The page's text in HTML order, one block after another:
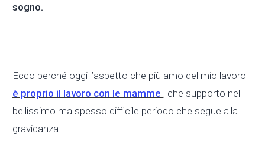
sogno.
Ecco perché oggi l’aspetto che più amo del mio lavoro
è proprio il lavoro con le mamme , che supporto nel
bellissimo ma spesso difficile periodo che segue alla
gravidanza.